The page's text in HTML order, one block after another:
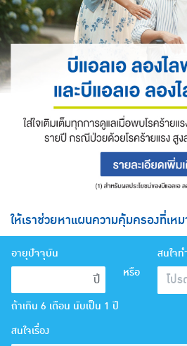
ให้เราช่วยหาแผนความคุ้มครองที่เห
อายุปัจจุบัน สนใจ
ปี หรือ โปร
ถ้าเกิน 6 เดือน นับเป็น 1 ปี
สนใจเรื่อง